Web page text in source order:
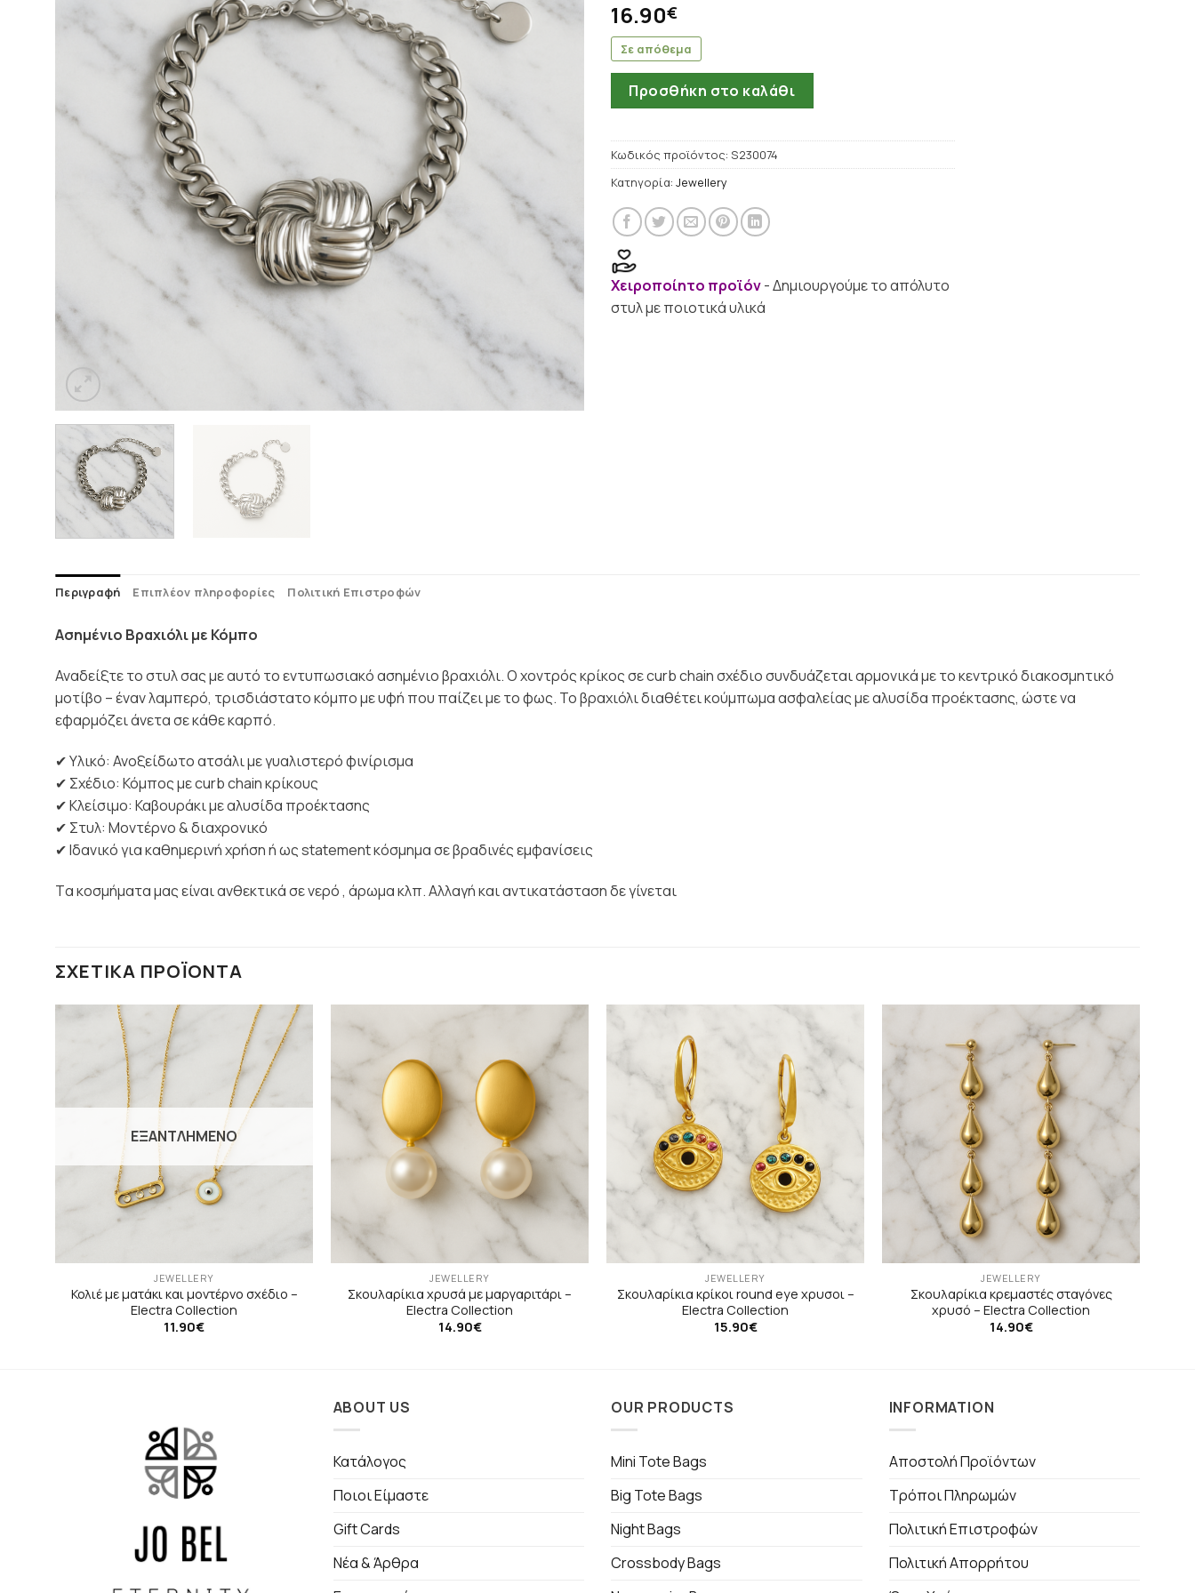
16.90€
Σε απόθεμα
Προσθήκη στο καλάθι
Κωδικός προϊόντος: S230074
Κατηγορία: Jewellery
Χειροποίητο προϊόν- Δημιουργούμε το απόλυτο
στυλ με ποιοτικά υλικά
Περιγραφή Επιπλέον πληροφορίες Πολιτική Επιστροφών
Ασημένιο Βραχιόλι με Κόμπο
Αναδείξτε το στυλ σας με αυτό το εντυπωσιακό ασημένιο βραχιόλι. Ο χοντρός κρίκος σε curb chain σχέδιο συνδυάζεται αρμονικά με το κεντρικό διακοσμητικό
μοτίβο – έναν λαμπερό, τρισδιάστατο κόμπο με υφή που παίζει με το φως. Το βραχιόλι διαθέτει κούμπωμα ασφαλείας με αλυσίδα προέκτασης, ώστε να
εφαρμόζει άνετα σε κάθε καρπό.
✔ Υλικό: Ανοξείδωτο ατσάλι με γυαλιστερό φινίρισμα
✔ Σχέδιο: Κόμπος με curb chain κρίκους
✔ Κλείσιμο: Καβουράκι με αλυσίδα προέκτασης
✔ Στυλ: Μοντέρνο & διαχρονικό
✔ Ιδανικό για καθημερινή χρήση ή ως statement κόσμημα σε βραδινές εμφανίσεις
Tα κοσμήματα μας είναι ανθεκτικά σε νερό , άρωμα κλπ. Αλλαγή και αντικατάσταση δε γίνεται
ΣΧΕΤΙΚΆ ΠΡΟΪΌΝΤΑ
ΕΞΑΝΤΛΗΜΈΝΟ
JEWELLERY
Κολιέ με ματάκι και μοντέρνο σχέδιο –
Electra Collection
11.90€
JEWELLERY
Σκουλαρίκια χρυσά με μαργαριτάρι –
Electra Collection
14.90€
JEWELLERY
Σκουλαρίκια κρίκοι round eye χρυσοι –
Electra Collection
15.90€
JEWELLERY
Σκουλαρίκια κρεμαστές σταγόνες
χρυσό – Electra Collection
14.90€
ABOUT US
Κατάλογος
Ποιοι Είμαστε
Gift Cards
Νέα & Άρθρα
OUR PRODUCTS
Mini Tote Bags
Big Tote Bags
Night Bags
Crossbody Bags
INFORMATION
Αποστολή Προϊόντων
Τρόποι Πληρωμών
Πολιτική Επιστροφών
Πολιτική Απορρήτου